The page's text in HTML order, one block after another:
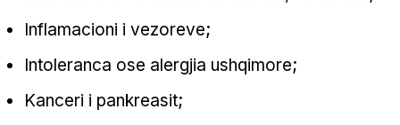
Inflamacioni i vezoreve;
Intoleranca ose alergjia ushqimore;
Kanceri i pankreasit;